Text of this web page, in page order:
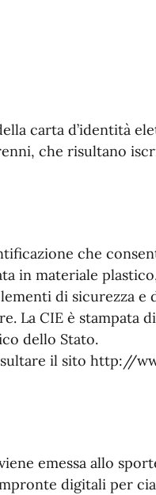
carta d’identità
che risultano
che
in materiale
di sicurezza e
La CIE è stampata
dello Stato.
il sito http://
emessa allo
digitali per